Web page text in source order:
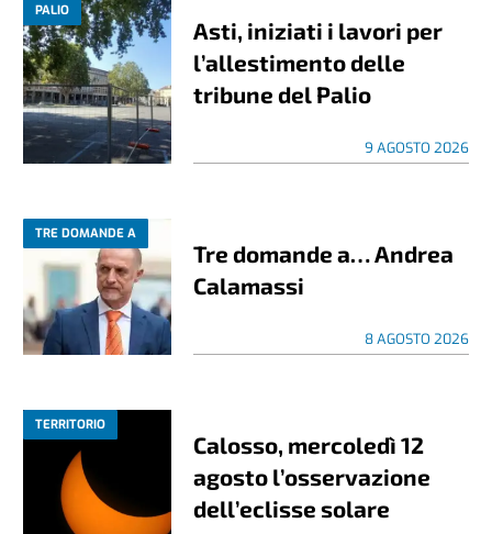
PALIO
Asti, iniziati i lavori per
l’allestimento delle
tribune del Palio
9 AGOSTO 2026
TRE DOMANDE A
Tre domande a… Andrea
Calamassi
8 AGOSTO 2026
TERRITORIO
Calosso, mercoledì 12
agosto l’osservazione
dell’eclisse solare